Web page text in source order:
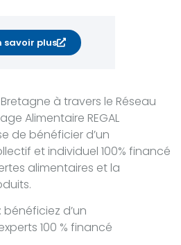
savoir plus
Bretagne à travers le Réseau
Alimentaire REGAL
de bénéficier d’un
et individuel 100% financé
alimentaires et la
bénéficiez d’un
100 % financé